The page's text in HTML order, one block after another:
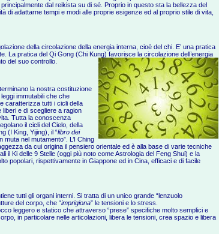
dal reikista su di sé. Proprio in questo sta la bellezza del
di adattarne tempi e modi alle proprie esigenze ed al proprio stile di vita,
della circolazione della energia interna, cioè del chi. E’ una pratica
La pratica del Qi Gong (Chi Kung) favorisce la circolazione dell’energia
del suo controllo.
la nostra costituzione
immutabili che che
caratterizza tutti i cicli della
e di scegliere a ragion
Tutta la conoscenza
il cicli del Cielo, della
(I King, Yijing), il “libro dei
muta nel mutamento”. L’I Ching
da cui origina il pensiero orientale ed è alla base di varie tecniche
il Ki delle 9 Stelle (oggi più noto come Astrologia del Feng Shui) e la
popolari, rispettivamente in Giappone ed in Cina, efficaci e di facile
tutti gli organi interni. Si tratta di un unico grande “lenzuolo
del corpo, che “imprigiona” le tensioni e lo stress.
leggero e statico che attraverso “prese” specifiche molto semplici e
in particolare nelle articolazioni, libera le tensioni, crea spazio e libera